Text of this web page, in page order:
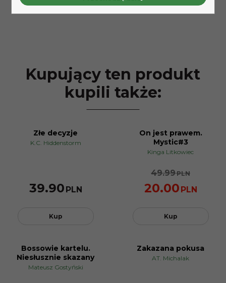
Kupujący ten produkt
kupili także:
Złe decyzje
K.C. Hiddenstorm
39.90 PLN
Kup
PROMOCJA
On jest prawem.
Mystic#3
Kinga Litkowiec
49.99PLN
20.00 PLN
Kup
PROMOCJA
Bossowie kartelu.
Niesłusznie skazany
Mateusz Gostyński
Zakazana pokusa
AT. Michalak